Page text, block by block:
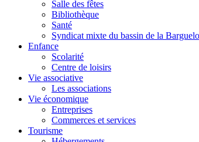
Salle des fêtes
Bibliothèque
Santé
Syndicat mixte du bassin de la
Enfance
Scolarité
Centre de loisirs
Vie associative
Les associations
Vie économique
Entreprises
Commerces et services
Tourisme